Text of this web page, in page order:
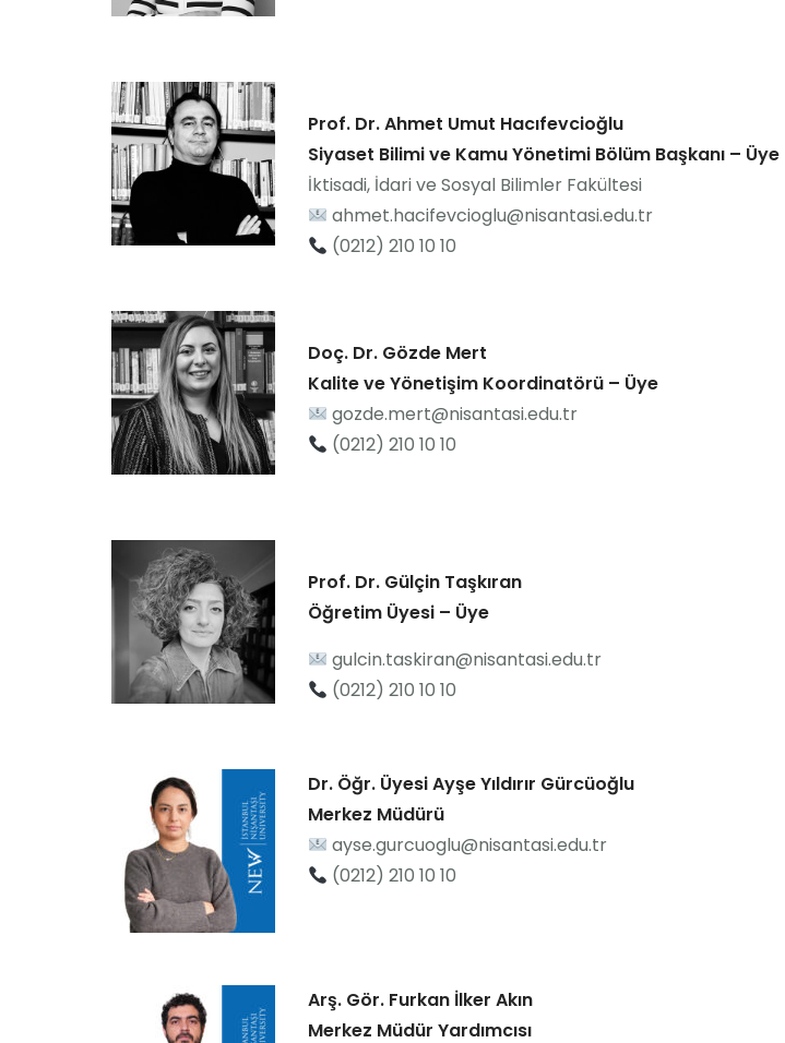
Prof. Dr. Ahmet Umut Hacıfevcioğlu
Siyaset Bilimi ve Kamu Yönetimi Bölüm Başkanı – Üye
İktisadi, İdari ve Sosyal Bilimler Fakültesi
ahmet.hacifevcioglu@nisantasi.edu.tr
(0212) 210 10 10
Doç. Dr. Gözde Mert
Kalite ve Yönetişim Koordinatörü – Üye
gozde.mert@nisantasi.edu.tr
(0212) 210 10 10
Prof. Dr. Gülçin Taşkıran
Öğretim Üyesi – Üye
gulcin.taskiran@nisantasi.edu.tr
(0212) 210 10 10
Dr. Öğr. Üyesi Ayşe Yıldırır Gürcüoğlu
Merkez Müdürü
ayse.gurcuoglu@nisantasi.edu.tr
(0212) 210 10 10
Arş. Gör. Furkan İlker Akın
Merkez Müdür Yardımcısı